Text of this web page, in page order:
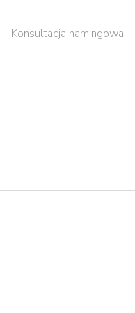
Konsultacja namingowa